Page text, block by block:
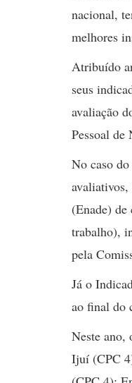
nacional,
melhores
Atribuído
seus
avaliação
Pessoal de
No caso
avaliativos,
(Enade) de
trabalho),
pela
Já o
ao final do
Neste ano,
Ijuí (CPC